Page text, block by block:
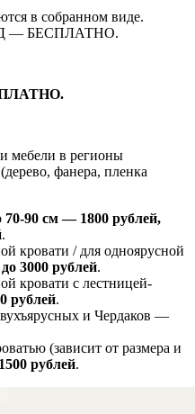
в собранном виде.
— БЕСПЛАТНО.
мебели в регионы
фанера, пленка
70-90 см — 1800 рублей,
.
кровати / для одноярусной
3000 рублей.
кровати с лестницей-
рублей.
и Чердаков —
(зависит от размера и
рублей.